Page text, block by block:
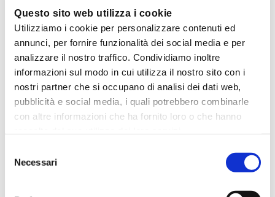
Questo sito web utilizza i cookie
Utilizziamo i cookie per personalizzare contenuti ed
annunci, per fornire funzionalità dei social media e per
analizzare il nostro traffico. Condividiamo inoltre
informazioni sul modo in cui utilizza il nostro sito con i
nostri partner che si occupano di analisi dei dati web,
pubblicità e social media, i quali potrebbero combinarle
con altre informazioni che ha fornito loro o che hanno
delNecessari
l’incidenza con cui un utente compie una
determinata azione diretta verso il tuo
business, solitamente un acquisto.
Visto l’elevato tasso di apertura dei
messaggi WhatsApp,il tasso di